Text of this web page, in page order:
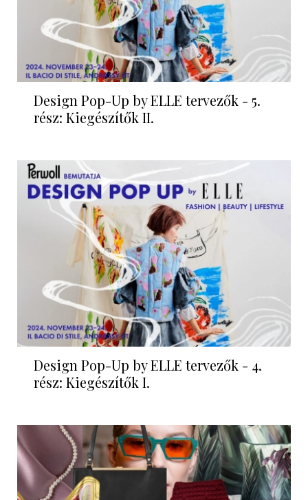
Design Pop-Up by ELLE tervezők - 5.
rész: Kiegészítők II.
Design Pop-Up by ELLE tervezők - 4.
rész: Kiegészítők I.